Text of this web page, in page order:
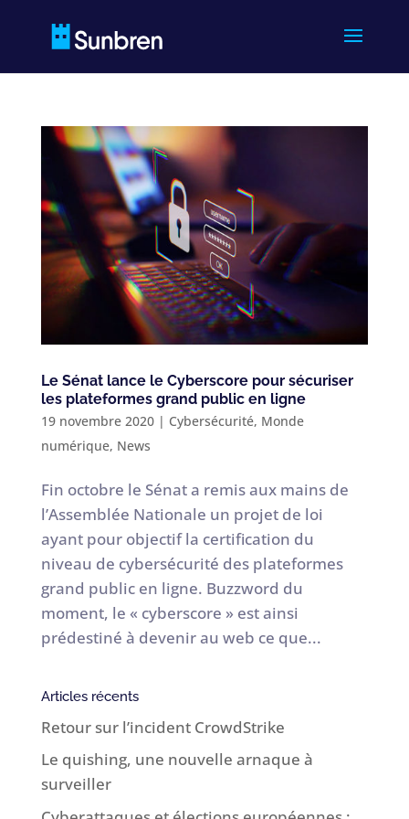
Le Sénat lance le Cyberscore pour sécuriser
les plateformes grand public en ligne
19 novembre 2020| Cybersécurité, Monde
numérique, News
Fin octobre le Sénat a remis aux mains de
l’Assemblée Nationale un projet de loi
ayant pour objectif la certification du
niveau de cybersécurité des plateformes
grand public en ligne. Buzzword du
moment, le « cyberscore » est ainsi
prédestiné à devenir au web ce que...
Articles récents
Retour sur l’incident CrowdStrike
Le quishing, une nouvelle arnaque à
surveiller